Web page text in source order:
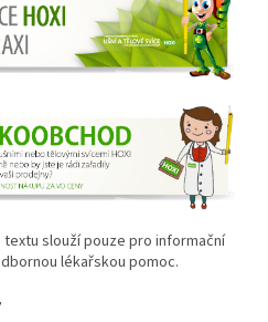
slouží pouze pro informační
lékařskou pomoc.